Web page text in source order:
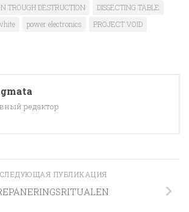
TROUGH DESTRUCTION
DISSECTING TABLE
power electronics
PROJECT:VOID
редактор
СЛЕДУЮЩАЯ ПУБЛИКАЦИЯ